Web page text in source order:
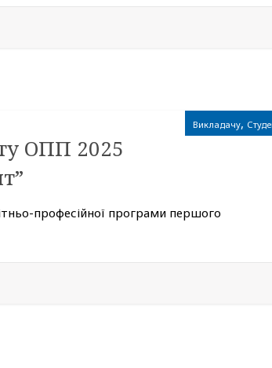
Викладачу,
ОПП 2025
професійної програми першого